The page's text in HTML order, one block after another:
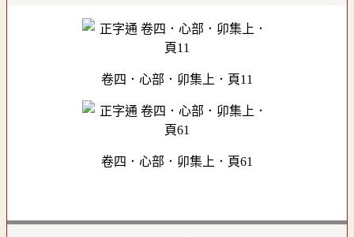
卷四．心部．卯集上．頁11
卷四．心部．卯集上．頁61